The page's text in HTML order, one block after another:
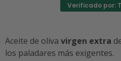
Verificado por:
Aceite de oliva virgen extra
los paladares más exigentes.